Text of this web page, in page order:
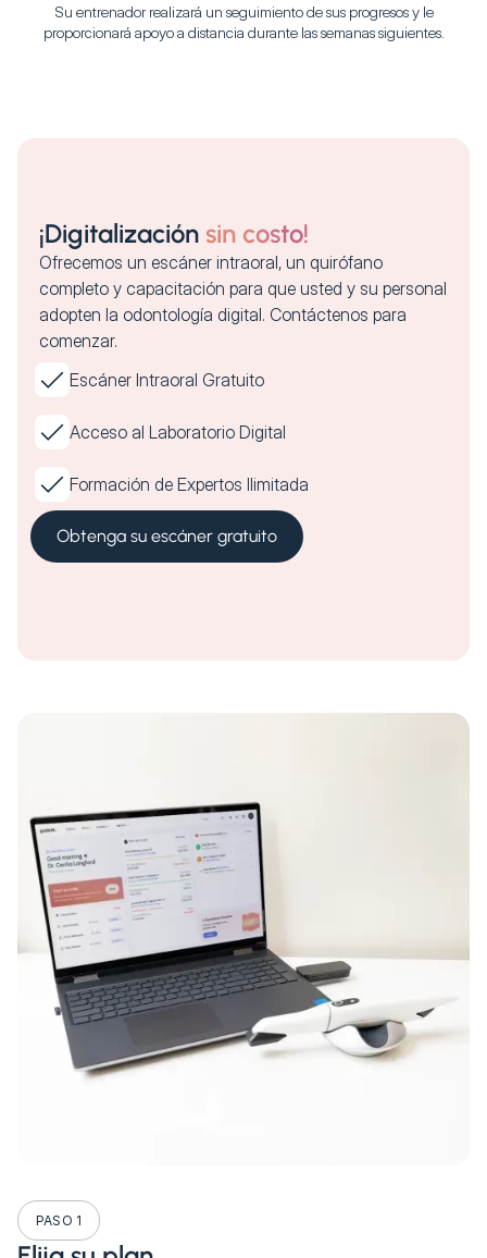
Su entrenador realizará un seguimiento de sus progresos y le
proporcionará apoyo a distancia durante las semanas siguientes.
¡Digitalización sin costo!
Ofrecemos un escáner intraoral, un quirófano
completo y capacitación para que usted y su personal
adopten la odontología digital. Contáctenos para
comenzar.
Escáner Intraoral Gratuito
Acceso al Laboratorio Digital
Formación de Expertos Ilimitada
Obtenga su escáner gratuito
PASO 1